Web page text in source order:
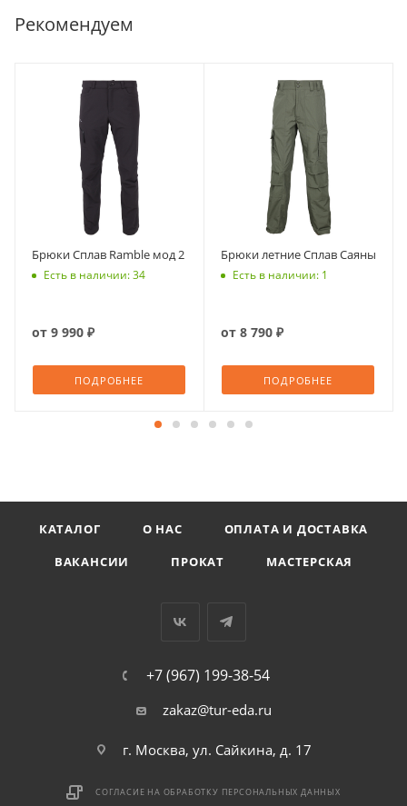
Рекомендуем
Брюки Сплав Ramble мод 2
Есть в наличии: 34
от 9 990 ₽
ПОДРОБНЕЕ
Брюки летние Сплав Саяны
Есть в наличии: 1
от 8 790 ₽
ПОДРОБНЕЕ
КАТАЛОГ О НАС
ОПЛАТА И ДОСТАВКА
ВАКАНСИИ
ПРОКАТ МАСТЕРСКАЯ
+7 (967) 199-38-54
zakaz@tur-eda.ru
г. Москва, ул. Сайкина, д. 17
СОГЛАСИЕ НА ОБРАБОТКУ ПЕРСОНАЛЬНЫХ ДАННЫХ